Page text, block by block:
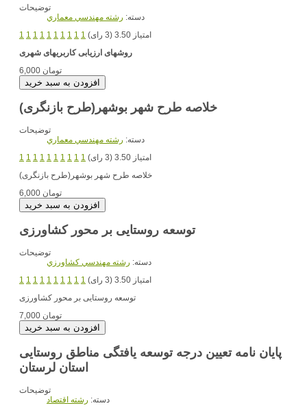
توضیحات
دسته: رشته مهندسي معماري
1 1 1 1 1 1 1 1 1 1
امتیاز 3.50 (3 رای)
روش‏های ارزیابی کاربری‏های شهری
6,000 تومان
خلاصه طرح شهر بوشهر(طرح بازنگری)
توضیحات
دسته: رشته مهندسي معماري
1 1 1 1 1 1 1 1 1 1
امتیاز 3.50 (3 رای)
6,000 تومان
توسعه روستایی بر محور کشاورزی
توضیحات
دسته: رشته مهندسي کشاورزي
1 1 1 1 1 1 1 1 1 1
امتیاز 3.50 (3 رای)
توسعه روستایی بر محور کشاورزی
7,000 تومان
پایان نامه تعیین درجه توسعه یافتگی مناطق روستایی
استان لرستان
توضیحات
دسته: رشته اقتصاد